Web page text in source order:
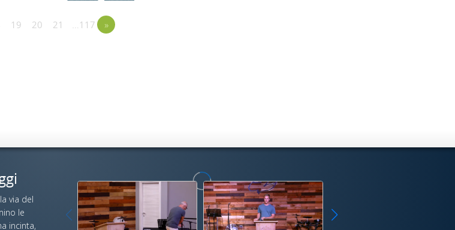
19 20 21 …117 »
via del
le
incinta,